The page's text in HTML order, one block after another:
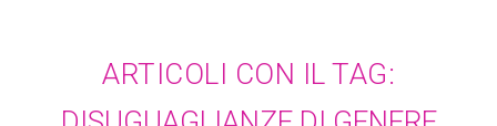
ARTICOLI CON IL TAG: